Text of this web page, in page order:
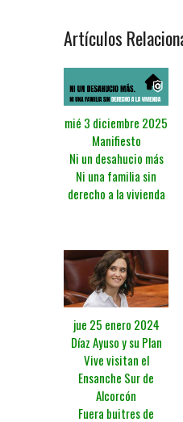
Artículos
mié 3 diciembre 2025
Manifiesto
Ni un desahucio más
Ni una familia sin
derecho a la vivienda
jue 25 enero 2024
Díaz Ayuso y su Plan
Vive visitan el
Ensanche Sur de
Alcorcón
Fuera buitres de